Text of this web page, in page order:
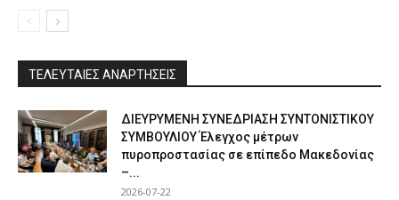
ΤΕΛΕΥΤΑΙΕΣ ΑΝΑΡΤΗΣΕΙΣ
ΔΙΕΥΡΥΜΕΝΗ ΣΥΝΕΔΡΙΑΣΗ ΣΥΝΤΟΝΙΣΤΙΚΟΥ
ΣΥΜΒΟΥΛΙΟΥ Έλεγχος μέτρων
πυροπροστασίας σε επίπεδο Μακεδονίας
–...
2026-07-22